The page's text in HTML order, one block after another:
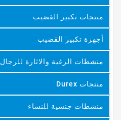
منتجات تكبير القضيب
أجهزة تكبير القضيب
منشطات الرغبة والاثارة للرجال
منتجات Durex
منشطات جنسية للنساء